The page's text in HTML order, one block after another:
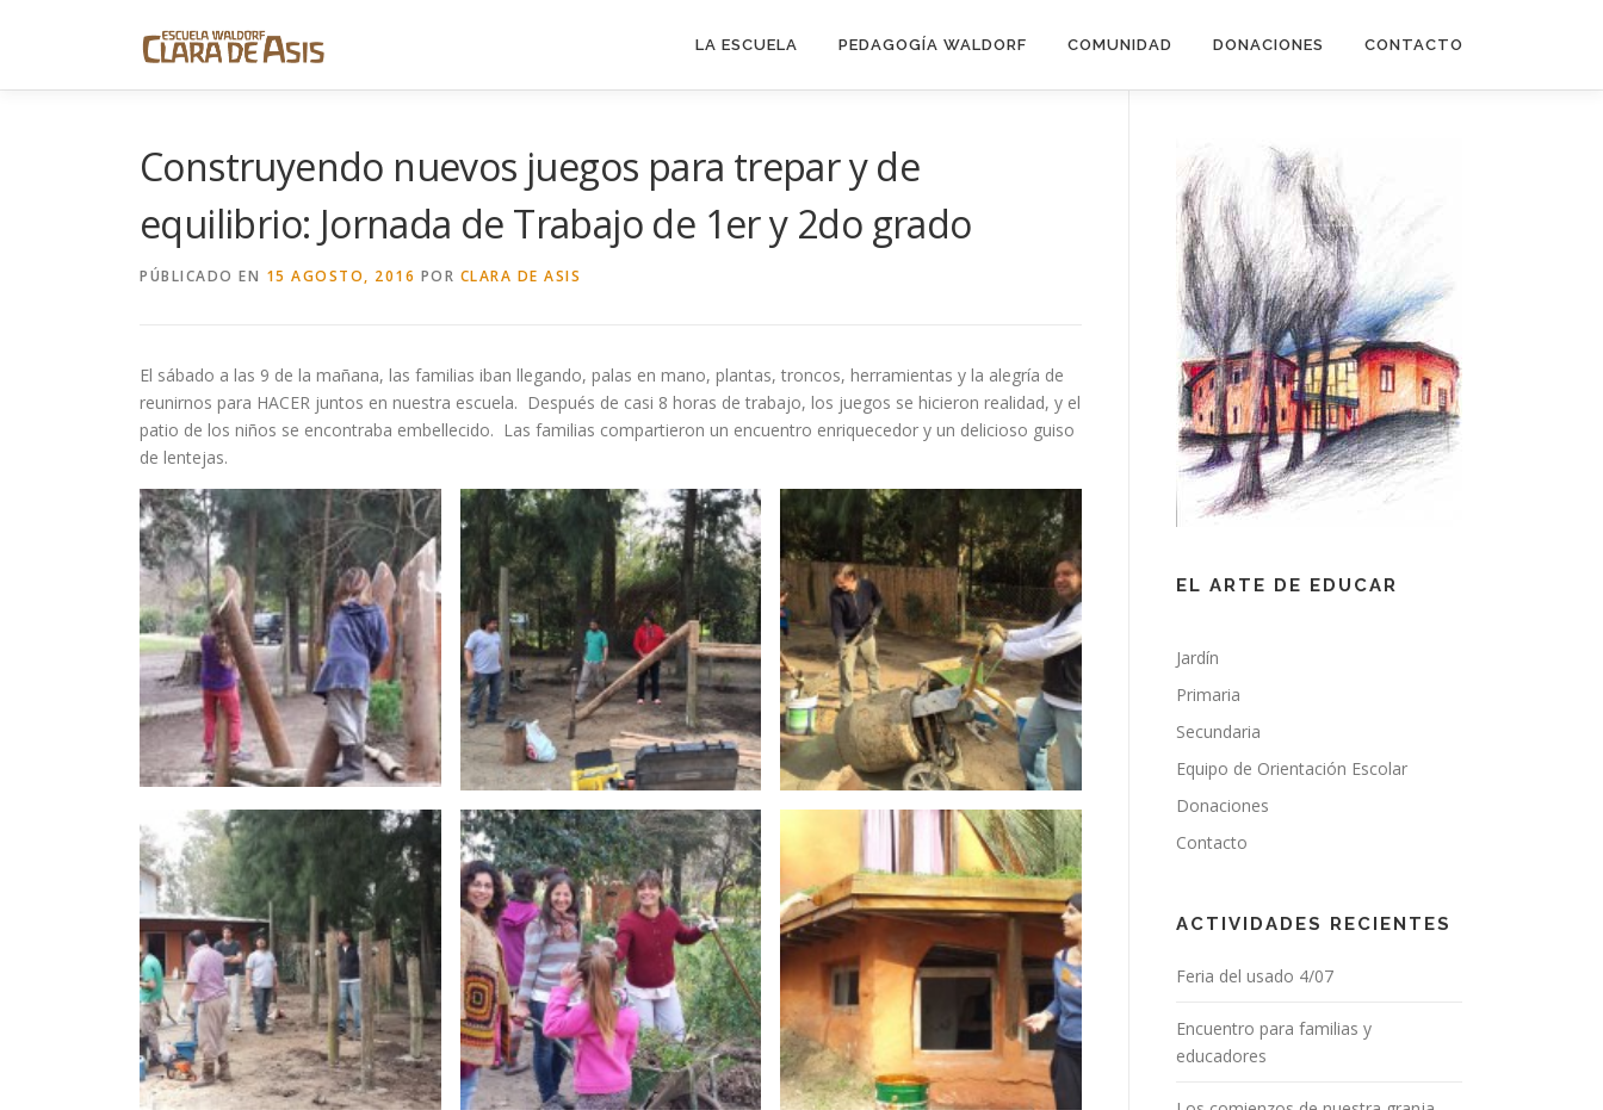
LA ESCUELA PEDAGOGÍA WALDORF COMUNIDAD DONACIONES CONTACTO
Construyendo nuevos juegos para trepar y de
equilibrio: Jornada de Trabajo de 1er y 2do grado
PÚBLICADO EN 15 AGOSTO, 2016 POR CLARA DE ASIS
El sábado a las 9 de la mañana, las familias iban llegando, palas en mano, plantas, troncos, herramientas y la alegría de
reunirnos para HACER juntos en nuestra escuela. Después de casi 8 horas de trabajo, los juegos se hicieron realidad, y el
patio de los niños se encontraba embellecido. Las familias compartieron un encuentro enriquecedor y un delicioso guiso
de lentejas.
EL ARTE DE EDUCAR
Jardín
Primaria
Secundaria
Equipo de Orientación Escolar
Donaciones
Contacto
ACTIVIDADES RECIENTES
Feria del usado 4/07
Encuentro para familias y
educadores